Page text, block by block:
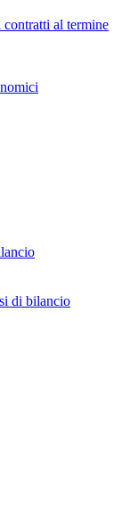
al termine
di bilancio